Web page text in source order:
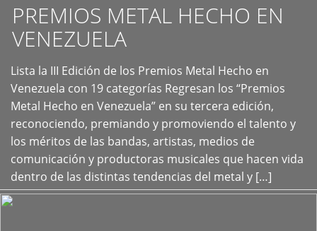
PREMIOS METAL HECHO EN
VENEZUELA
Lista la III Edición de los Premios Metal Hecho en
Venezuela con 19 categorías Regresan los “Premios
Metal Hecho en Venezuela” en su tercera edición,
reconociendo, premiando y promoviendo el talento y
los méritos de las bandas, artistas, medios de
comunicación y productoras musicales que hacen vida
dentro de las distintas tendencias del metal y […]
+